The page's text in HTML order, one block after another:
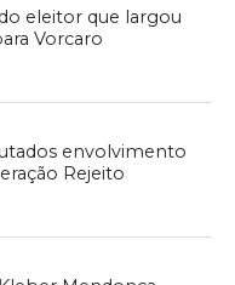
eleitor que largou
Vorcaro
envolvimento
Rejeito